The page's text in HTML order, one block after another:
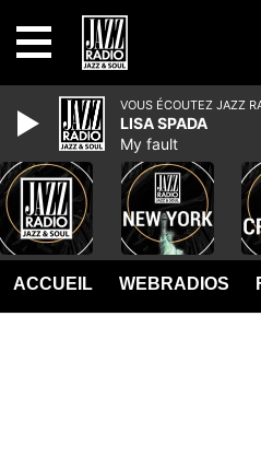
ACCUEIL WEBRADIOS
VOUS ÉCOUTEZ JAZZ
LISA SPADA
My fault